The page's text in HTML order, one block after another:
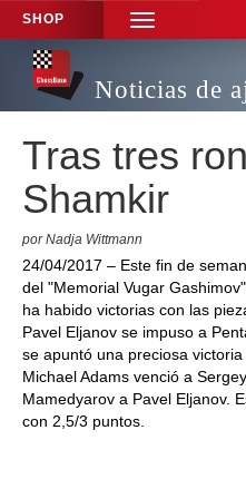
SHOP
TOGGLE
NAVIGATION
Noticias de
Tras tres
Shamkir
por Nadja Wittmann
24/04/2017 – Este fin de
del "Memorial Vugar
ha habido victorias con las
Pavel Eljanov se impuso a
se apuntó una preciosa
Michael Adams venció a
Mamedyarov a Pavel Eljanov.
con 2,5/3 puntos.